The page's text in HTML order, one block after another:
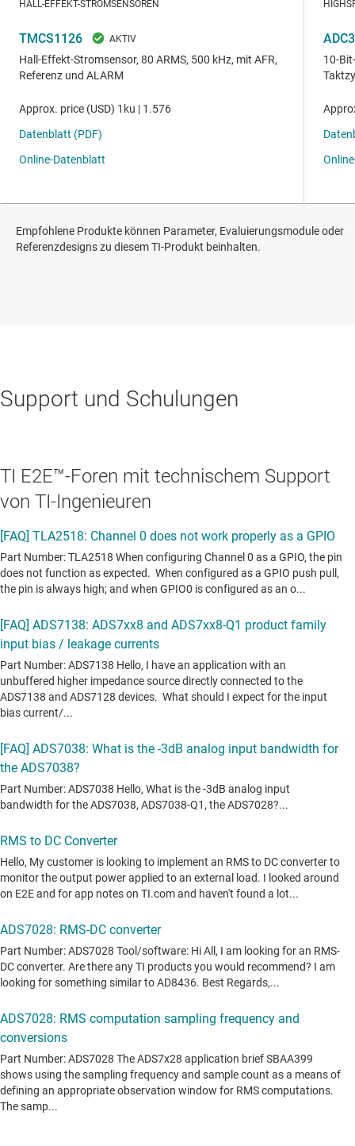
Empfohlene Produkte können Parameter, Evaluierungsmodule oder
Referenzdesigns zu diesem TI-Produkt beinhalten.
Support und Schulungen
TI E2E™-Foren mit technischem Support
von TI-Ingenieuren